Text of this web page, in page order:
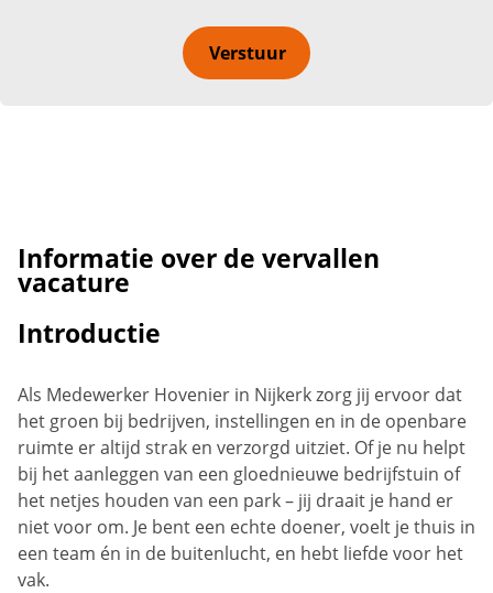
Verstuur
Informatie over de vervallen
vacature
Introductie
Als Medewerker Hovenier in Nijkerk zorg jij ervoor dat
het groen bij bedrijven, instellingen en in de openbare
ruimte er altijd strak en verzorgd uitziet. Of je nu helpt
bij het aanleggen van een gloednieuwe bedrijfstuin of
het netjes houden van een park – jij draait je hand er
niet voor om. Je bent een echte doener, voelt je thuis in
een team én in de buitenlucht, en hebt liefde voor het
vak.